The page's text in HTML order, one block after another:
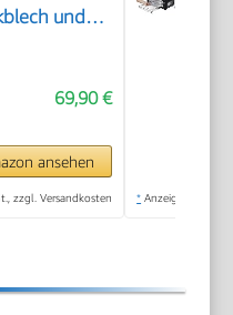
und
69,90 €
ansehen
zzgl. Versandkosten * Anzeige